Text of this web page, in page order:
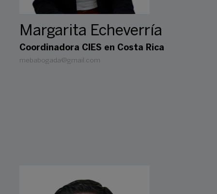
Margarita Echeverría
Coordinadora CIES en Costa Rica
mebabogada@gmail.com